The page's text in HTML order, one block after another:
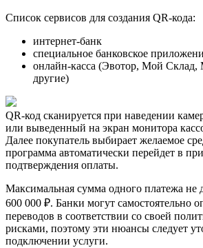
Список сервисов для создания QR-кода:
интернет-банк
специальное банковское
онлайн-касса (Эвотор, Мой Склад,
другие)
QR-код сканируется при наведении
или выведенный на экран монитора
Далее покупатель выбирает желаемое
программа автоматически перейдет в
подтверждения оплаты.
Максимальная сумма одного платежа не
600 000 ₽. Банки могут самостоятельно
переводов в соответствии со своей
рисками, поэтому эти нюансы следует
подключении услуги.